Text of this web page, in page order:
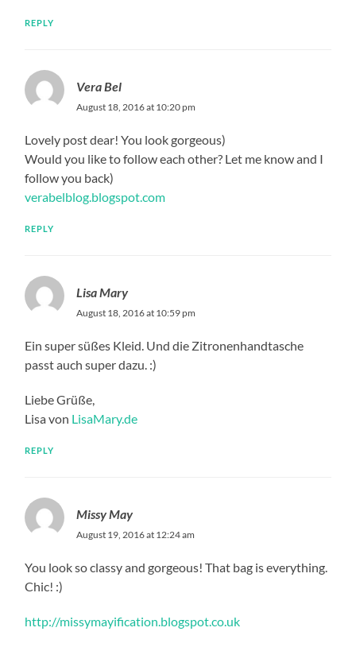
REPLY
Vera Bel
August 18, 2016 at 10:20 pm
Lovely post dear! You look gorgeous)
Would you like to follow each other? Let me know and I
follow you back)
verabelblog.blogspot.com
REPLY
Lisa Mary
August 18, 2016 at 10:59 pm
Ein super süßes Kleid. Und die Zitronenhandtasche
passt auch super dazu. :)
Liebe Grüße,
Lisa von LisaMary.de
REPLY
Missy May
August 19, 2016 at 12:24 am
You look so classy and gorgeous! That bag is everything.
Chic! :)
http://missymayification.blogspot.co.uk